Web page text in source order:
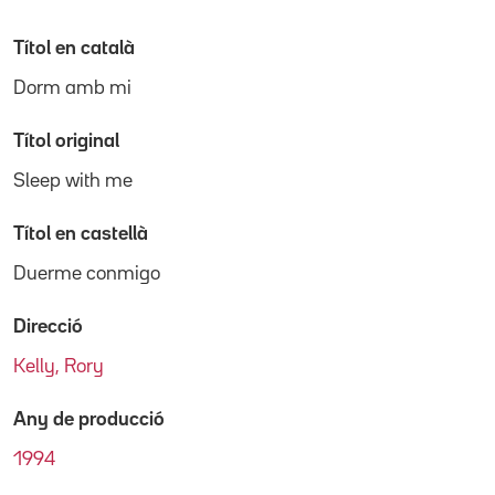
Títol en català
Dorm amb mi
Títol original
Sleep with me
Títol en castellà
Duerme conmigo
Direcció
Kelly, Rory
Any de producció
1994